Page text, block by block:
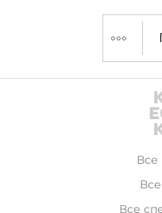
Все
Все